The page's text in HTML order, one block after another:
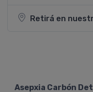
Retirá en
Asepxia Carbón